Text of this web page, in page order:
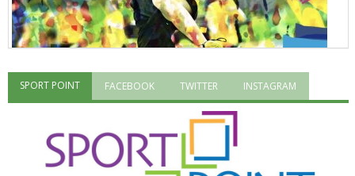
"Superare gli ostacoli": la relazione di Tiziano Pesce al CN Uisp
SPORT POINT FACEBOOK TWITTER INSTAGRAM